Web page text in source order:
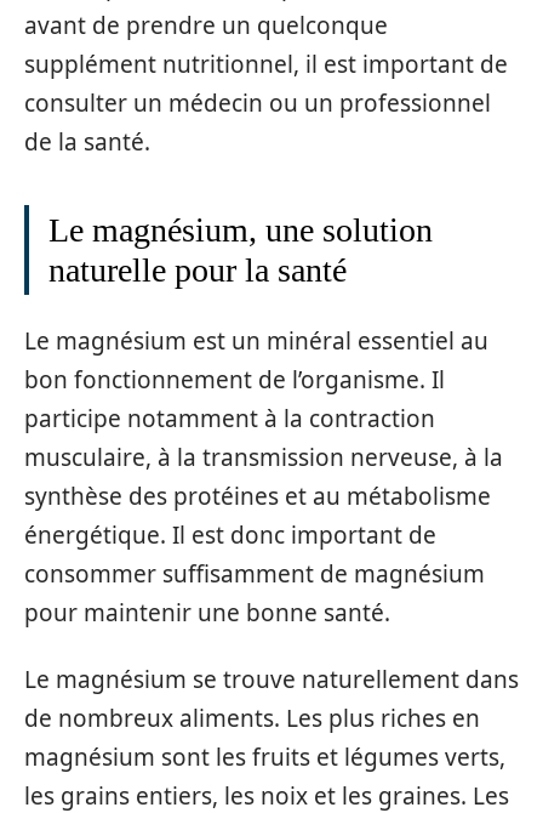
avant de prendre un quelconque
supplément nutritionnel, il est important de
consulter un médecin ou un professionnel
de la santé.
Le magnésium, une solution
naturelle pour la santé
Le magnésium est un minéral essentiel au
bon fonctionnement de l’organisme. Il
participe notamment à la contraction
musculaire, à la transmission nerveuse, à la
synthèse des protéines et au métabolisme
énergétique. Il est donc important de
consommer suffisamment de magnésium
pour maintenir une bonne santé.
Le magnésium se trouve naturellement dans
de nombreux aliments. Les plus riches en
magnésium sont les fruits et légumes verts,
les grains entiers, les noix et les graines. Les